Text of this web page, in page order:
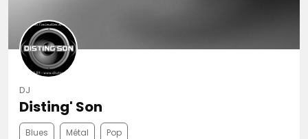
DJ
Disting' Son
Blues Métal Pop